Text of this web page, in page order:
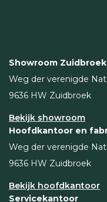
Showroom Zuidbroek
Weg der verenigde
9636 HW Zuidbroek
Bekijk showroom
Hoofdkantoor en
Weg der verenigde
9636 HW Zuidbroek
Bekijk hoofdkantoor
Servicekantoor